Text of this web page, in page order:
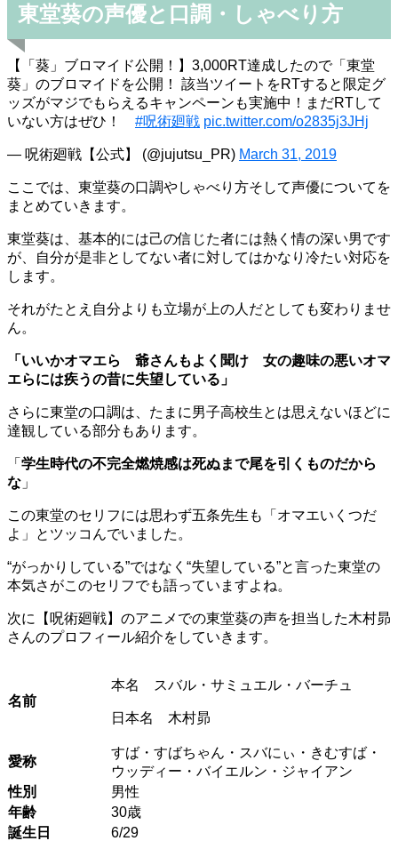
東堂葵の声優と口調・しゃべり方
【「葵」ブロマイド公開！】3,000RT達成したので「東堂
葵」のブロマイドを公開！ 該当ツイートをRTすると限定グ
ッズがマジでもらえるキャンペーンも実施中！まだRTして
いない方はぜひ！ #呪術廻戦 pic.twitter.com/o2835j3JHj
— 呪術廻戦【公式】 (@jujutsu_PR) March 31, 2019
ここでは、東堂葵の口調やしゃべり方そして声優についてを
まとめていきます。
東堂葵は、基本的には己の信じた者には熱く情の深い男です
が、自分が是非としてない者に対してはかなり冷たい対応を
します。
それがたとえ自分よりも立場が上の人だとしても変わりませ
ん。
「いいかオマエら 爺さんもよく聞け 女の趣味の悪いオマ
エらには疾うの昔に失望している」
さらに東堂の口調は、たまに男子高校生とは思えないほどに
達観している部分もあります。
「 学生時代の不完全燃焼感は死ぬまで尾を引くものだから
な 」
この東堂のセリフには思わず五条先生も「オマエいくつだ
よ」とツッコんでいました。
“がっかりしている”ではなく“失望している”と言った東堂の
本気さがこのセリフでも語っていますよね。
次に【呪術廻戦】のアニメでの東堂葵の声を担当した木村昴
さんのプロフィール紹介をしていきます。
名前
本名 スバル・サミュエル・バーチュ
日本名 木村昴
愛称
すば・すばちゃん・スバにぃ・きむすば・
ウッディー・バイエルン・ジャイアン
性別
男性
年齢
30歳
誕生日
6/29